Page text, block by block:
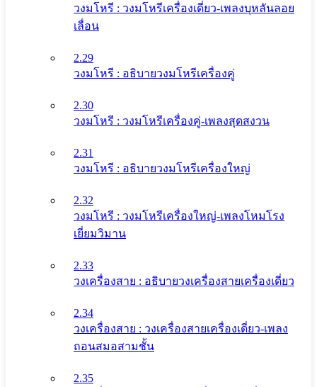
วงมโหรี : วงมโหรีเครื่องเดี่ยว-เพลงบุหลันลอย
เลื่อน
2.29
วงมโหรี : อธิบายวงมโหรีเครื่องคู่
2.30
วงมโหรี : วงมโหรีเครื่องคู่-เพลงสุดสงวน
2.31
วงมโหรี : อธิบายวงมโหรีเครื่องใหญ่
2.32
วงมโหรี : วงมโหรีเครื่องใหญ่-เพลงโหมโรง
เยี่ยมวิมาน
2.33
วงเครื่องสาย : อธิบายวงเครื่องสายเครื่องเดี่ยว
2.34
วงเครื่องสาย : วงเครื่องสายเครื่องเดี่ยว-เพลง
ถอนสมอสามชั้น
2.35